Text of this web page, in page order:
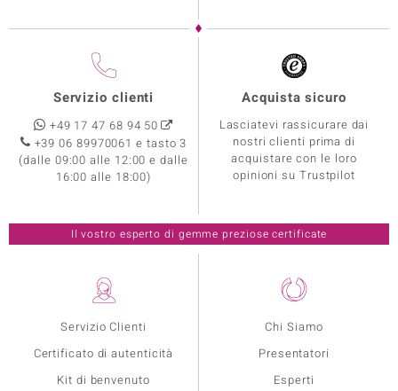
Servizio Clienti
Certificato di autenticità
Kit di benvenuto
Chi Siamo
Presentatori
Esperti
Servizio clienti
+49 17 47 68 94 50
+39 06 89970061 e tasto 3
(dalle 09:00 alle 12:00 e dalle
16:00 alle 18:00)
Acquista sicuro
Lasciatevi rassicurare dai
nostri clienti prima di
acquistare con le loro
opinioni su Trustpilot
Il vostro esperto di gemme preziose certificate